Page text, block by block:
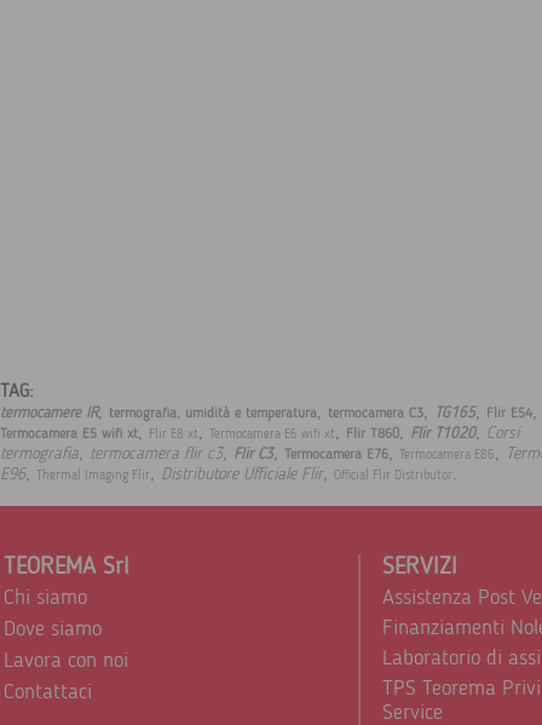
TAG:
termocamere IR, termografia, umidità e temperatura, termocamera C3, TG165, Flir E54,
Termocamera E5 wifi xt, Flir E8 xt, Termocamera E6 wifi xt, Flir T860, Flir T1020, Corsi
termografia, termocamera flir c3, Flir C3, Termocamera E76, Termocamera E86,
E96, Thermal Imaging Flir, Distributore Ufficiale Flir, Official Flir Distributor.
TEOREMA Srl
Chi siamo
Dove siamo
Lavora con noi
Contattaci
SERVIZI
Assistenza Post
Finanziamenti
Laboratorio di
TPS Teorema
Service